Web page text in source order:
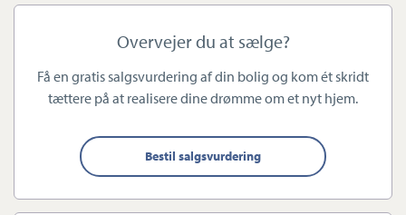
eller sælge bolig. Derfor er vores fornemmeste opgave at levere
en nærværende og personlig rådgivning til dig. Vi elsker vores
fag, og vi går højt op i at give dig den rigtige rådgivning, hvor
Vores mange års erfaring med bolighandel betyder, at du som
sælger trygt kan lægge arbejdet i vores hænder.
Overvejer du at sælge?
Få en gratis salgsvurdering af din bolig og kom ét skridt
tættere på at realisere dine drømme om et nyt hjem.
Bestil salgsvurdering